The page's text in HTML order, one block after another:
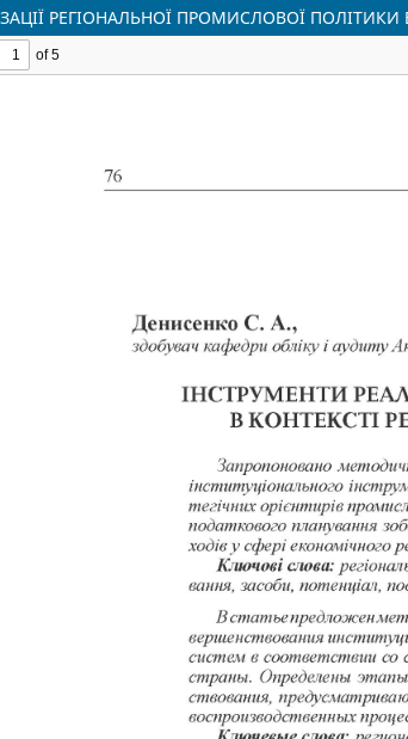
РЕГІОНАЛЬНОЇ ПРОМИСЛОВОЇ